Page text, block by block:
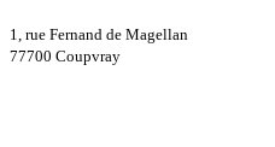
1, rue Fernand de Magellan
77700 Coupvray